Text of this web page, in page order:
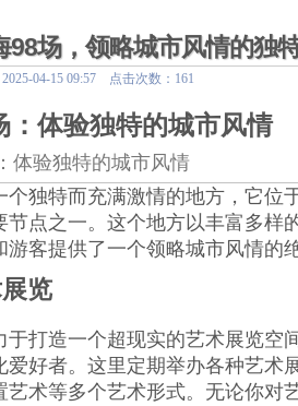
98场，领略城市风情的独
04-15 09:57 点击次数：161
：体验独特的城市风情
个独特而充满激情的地方，它位
节点之一。这个地方以丰富多样
游客提供了一个领略城市风情的
览
于打造一个超现实的艺术展览空
爱好者。这里定期举办各种艺术
艺术等多个艺术形式。无论你对